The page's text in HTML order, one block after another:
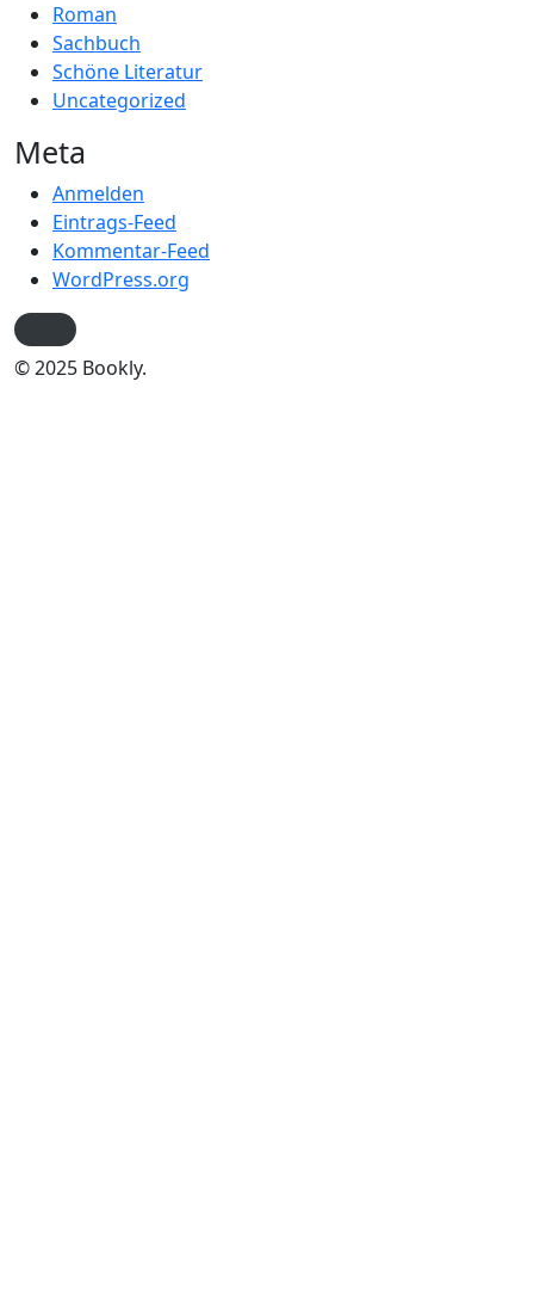
Roman
Sachbuch
Schöne Literatur
Uncategorized
Meta
Anmelden
Eintrags-Feed
Kommentar-Feed
WordPress.org
© 2025 Bookly.